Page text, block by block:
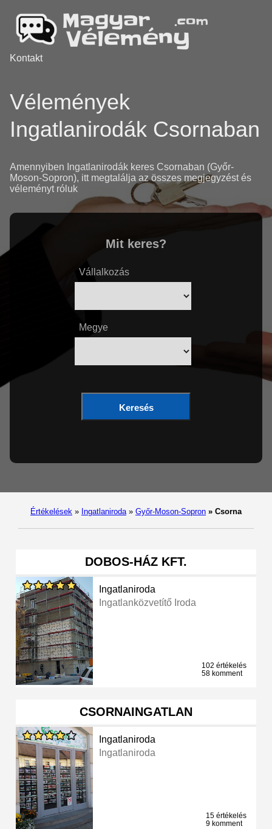
Kontakt
Vélemények
Ingatlanirodák Csornaban
Amennyiben Ingatlanirodák keres Csornaban (Győr-
Moson-Sopron), itt megtalálja az összes megjegyzést és
véleményt róluk
Mit keres?
Vállalkozás
Megye
Keresés
Értékelések » Ingatlaniroda » Győr-Moson-Sopron » Csorna
DOBOS-HÁZ KFT.
Ingatlaniroda
Ingatlanközvetítő Iroda
102 értékelés
58 komment
CSORNAINGATLAN
Ingatlaniroda
Ingatlaniroda
15 értékelés
9 komment